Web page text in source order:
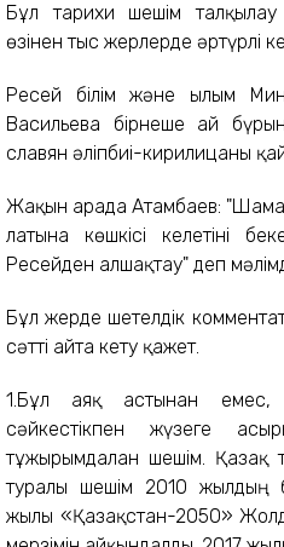
Бұл тарихи шешім
өзінен тыс жерлерде әртүрлі
Ресей білім және ғылым
Васильева бірнеше ай
славян әліпбиі-кирилицаны
Жақын арада Атамбаев:
латынға көшкісі келетіні
Ресейден алшақтау" деп
Бұл жерде шетелдік
сәтті айта кету қажет.
1.Бұл аяқ астынан емес,
сәйкестікпен жүзеге
тұжырымдалған шешім. Қазақ
туралы шешім 2010 жылдың
жылғы «Қазақстан-2050»